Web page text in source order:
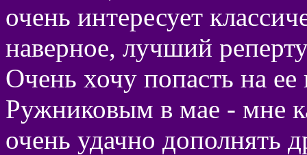
очень интересует
наверное, лучший
Очень хочу попасть на
Ружниковым в мае - мне
очень удачно дополнять